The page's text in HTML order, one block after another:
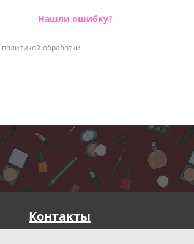
Нашли ошибку?
политикой обработки
Контакты